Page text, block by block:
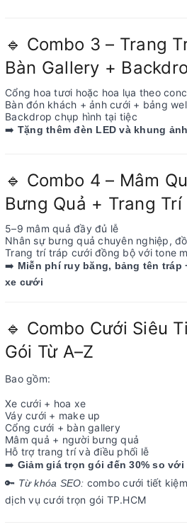
🔹 Combo 3 – Trang
Bàn Gallery +
Cổng hoa tươi hoặc hoa lụa theo
Bàn đón khách + ảnh cưới + bảng
Backdrop chụp hình tại tiệc
➡ Tặng thêm đèn LED và khung
🔹 Combo 4 – Mâm
Bưng Quả + Trang Trí
5–9 mâm quả đầy đủ lễ
Nhân sự bưng quả chuyên nghiệp,
Trang trí tráp cưới đồng bộ với tone
➡ Miễn phí ruy băng, bảng tên tráp
xe cưới
🔹 Combo Cưới Siêu
Gói Từ A–Z
Bao gồm:
Xe cưới + hoa xe
Váy cưới + make up
Cổng cưới + bàn gallery
Mâm quả + người bưng quả
Hỗ trợ trang trí và điều phối lễ
➡ Giảm giá trọn gói đến 30% so với
🔑 Từ khóa SEO: combo cưới tiết
dịch vụ cưới trọn gói TP.HCM